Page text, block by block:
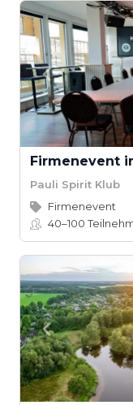
Firmenevent
Pauli Spirit Klub
Firmenevent
40–100